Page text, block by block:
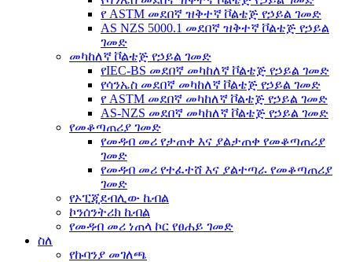
የ ASTM መደበኛ ዝቅተኛ ቮልቴጅ የኃይል ገመድ
AS NZS 5000.1 መደበኛ ዝቅተኛ ቮልቴጅ የኃይል
ገመድ
መካከለኛ ቮልቴጅ የኃይል ገመድ
የIEC-BS መደበኛ መካከለኛ ቮልቴጅ የኃይል ገመድ
የሳንኤስ መደበኛ መካከለኛ ቮልቴጅ የኃይል ገመድ
የ ASTM መደበኛ መካከለኛ ቮልቴጅ የኃይል ገመድ
AS-NZS መደበኛ መካከለኛ ቮልቴጅ የኃይል ገመድ
የመቆጣጠሪያ ገመድ
የመዳብ መሪ የታጠቀ እና ያልታጠቀ የመቆጣጠሪያ
ገመድ
የመዳብ መሪ የተፈተሸ እና ያልተጣራ የመቆጣጠሪያ
ገመድ
የኦፒጂደብሊው ኬብል
ኮንሰንትሪክ ኬብል
የመዳብ መሪ ነጠላ ኮር የፀሐይ ገመድ
ስለ
የኩባንያ መገለጫ